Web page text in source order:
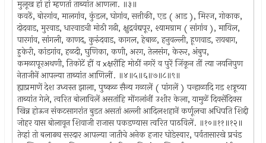
मुलूख हां हां म्हणतां ताब्यांत आणला. ॥३॥
कवठें, बोरगांव, मालगांव, कुंडल, घोगांव, सत्तीकी, एड ( आड ), मिरज, गोकाक,
दोदवाड, मुरवाड, धारवाडची मोठी गढी, क्षुद्रवंद्यपूर, श्यामग्राम ( सांगांव ), मायिल,
पारगांव, सांगली, काणद, कुरुंदवाड, कागल, हेबाळ, हनुवल्ली, हूणवाड, रायबाग,
हुकेरी, कांडगांव, हळदी, घुणिका, कणी, अरग, तेलसंग, केरूर, अंबुप,
कमळापूरअथणी, तिकोटें हीं व xक्षरींहि मोठीं नगरें व पुरें जिंकून तीं त्या जयनिपुण
नेताजीनें आपल्या ताब्यांत आणिलीं. ॥४॥५॥६॥७॥८॥९॥
ह्याप्रमाणें देश उध्वस्त झाला, पुष्कळ सैन्य गळालें ( पांगलें ) पन्हाळादि गड शत्रूच्या
ताब्यांत गेले, त्वरित बोलाविलें असतांहि मोंगलांनीं उशीर केला, यामुळें दिवसेंदिवस
खिन्न होऊन संकटसागरांत बुडत असतां अल्ली आदिलशहानें कर्णूलचा अधिपति शिद्दी
जोहर यास बोलावून शिवाजी राजास पकडण्यास त्वरित पाठविलें. ॥१०॥११॥१२॥
तेव्हां तो बलाढ्य सरदार आपल्या जातीचे अनेक हजार घोडेस्वार, पर्वतासारखे प्रचंड